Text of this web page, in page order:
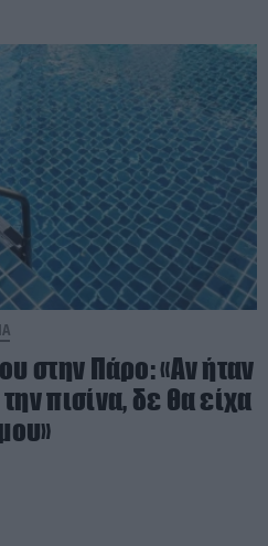
στην Πάρο: «Αν ήταν
πισίνα, δε θα είχα